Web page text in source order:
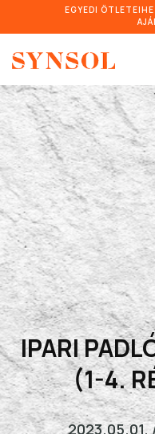
EGYEDI
IPARI
(1-4.
2023.05.01.